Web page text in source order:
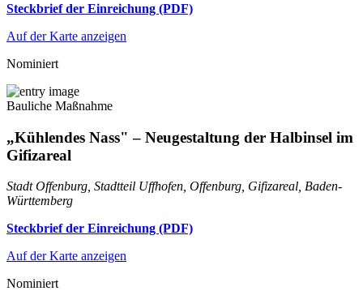
Steckbrief der Einreichung (PDF)
Auf der Karte anzeigen
Nominiert
Bauliche Maßnahme
„Kühlendes Nass" – Neugestaltung der Halbinsel im
Gifizareal
Stadt Offenburg, Stadtteil Uffhofen, Offenburg, Gifizareal, Baden-
Württemberg
Steckbrief der Einreichung (PDF)
Auf der Karte anzeigen
Nominiert